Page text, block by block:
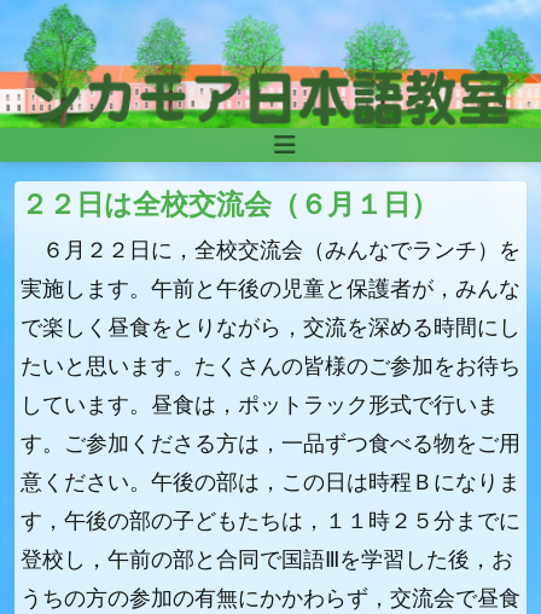
Skip to content
Main
Navigation
２２日は全校交流会（６月１日）
６月２２日に，全校交流会（みんなでランチ）を
実施します。午前と午後の児童と保護者が，みんな
で楽しく昼食をとりながら，交流を深める時間にし
たいと思います。たくさんの皆様のご参加をお待ち
しています。昼食は，ポットラック形式で行いま
す。ご参加くださる方は，一品ずつ食べる物をご用
意ください。午後の部は，この日は時程Ｂになりま
す，午後の部の子どもたちは，１１時２５分までに
登校し，午前の部と合同で国語Ⅲを学習した後，お
うちの方の参加の有無にかかわらず，交流会で昼食